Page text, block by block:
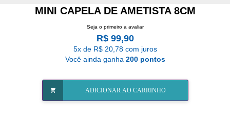
MINI CAPELA DE AMETISTA 8CM
Seja o primeiro a avaliar
R$ 99,90
5x de R$ 20,78 com juros
Você ainda ganha 200 pontos
ADICIONAR AO CARRINHO